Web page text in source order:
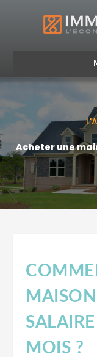
VIE DU CRÉDIT
ASSURANCE
Acheter une
MOIS ?